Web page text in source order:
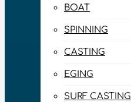
BOAT
SPINNING
CASTING
EGING
SURF CASTING